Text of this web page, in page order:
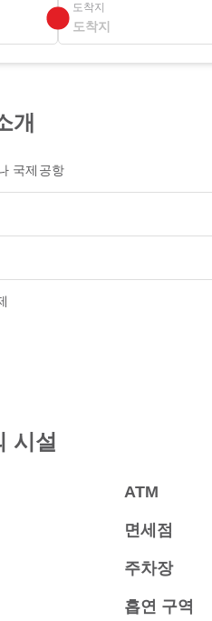
도착지
개
국제공항
시설
ATM
면세점
주차장
흡연 구역